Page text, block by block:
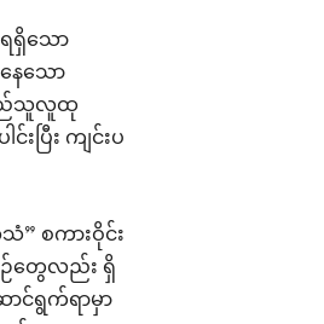
ရှိသော
ေသော
ြည်သူလူထု
ြီး ကျင်းပ
” စကားဝိုင်း
တွေလည်း ရှိ
င်ရွက်ရာမှာ